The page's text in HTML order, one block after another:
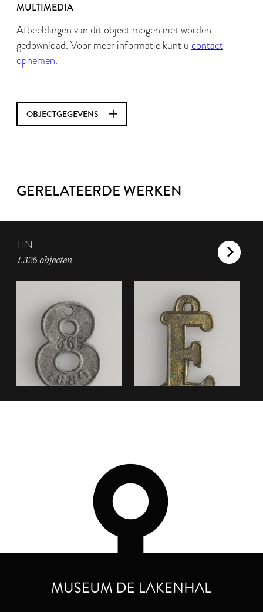
MULTIMEDIA
Afbeeldingen van dit object mogen niet worden
gedownload. Voor meer informatie kunt u contact
opnemen.
OBJECTGEGEVENS
GERELATEERDE WERKEN
TIN
1.326 objecten